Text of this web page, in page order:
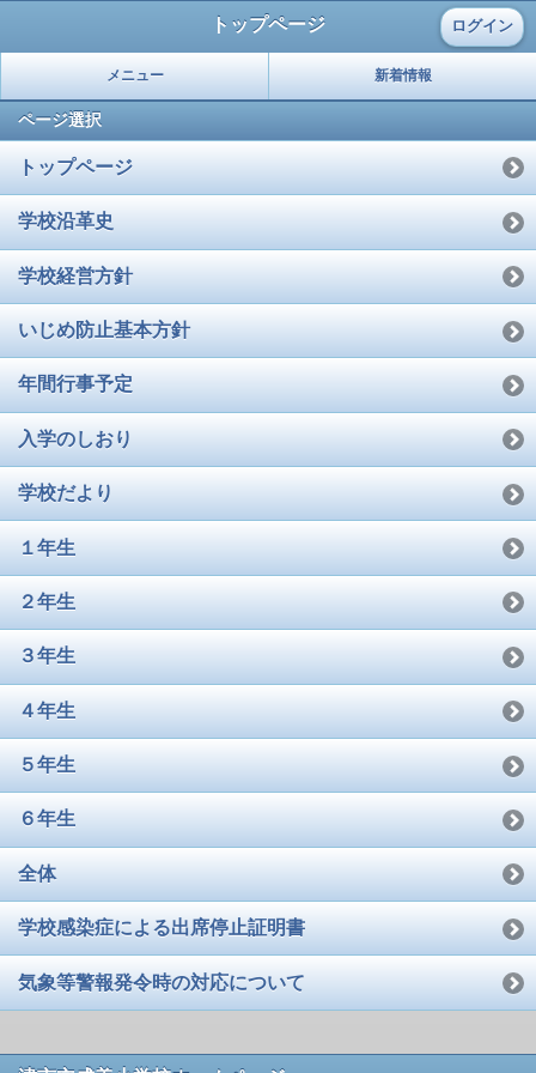
トップページ ログイン
メニュー 新着情報
ページ選択
トップページ
学校沿革史
学校経営方針
いじめ防止基本方針
年間行事予定
入学のしおり
学校だより
１年生
２年生
３年生
４年生
５年生
６年生
全体
学校感染症による出席停止証明書
気象等警報発令時の対応について